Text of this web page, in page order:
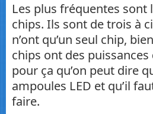
Les plus fréquentes
chips. Ils sont de trois à
n’ont qu’un seul chip,
chips ont des
pour ça qu’on peut dire
ampoules LED et qu’il
faire.